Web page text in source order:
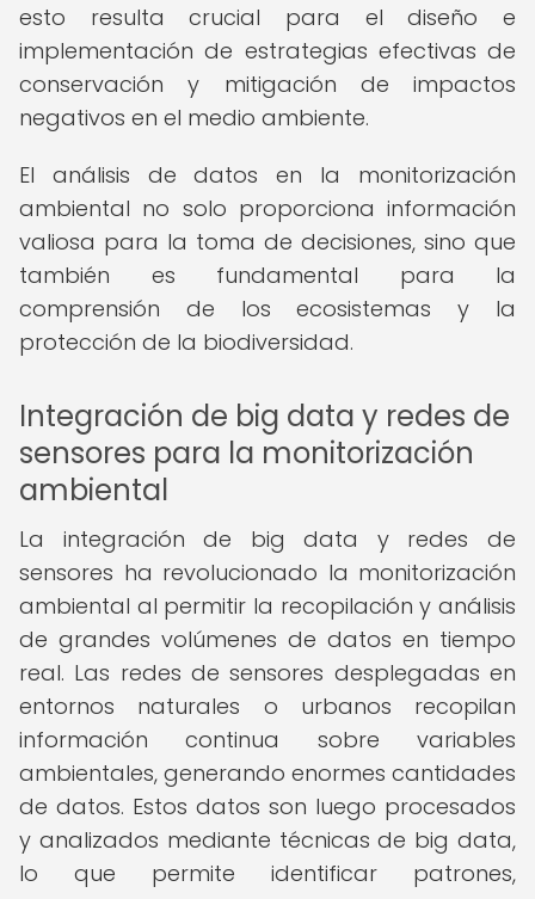
esto resulta crucial para el diseño e
implementación de estrategias efectivas de
conservación y mitigación de impactos
negativos en el medio ambiente.
El análisis de datos en la monitorización
ambiental no solo proporciona información
valiosa para la toma de decisiones, sino que
también es fundamental para la
comprensión de los ecosistemas y la
protección de la biodiversidad.
Integración de big data y redes de
sensores para la monitorización
ambiental
La integración de big data y redes de
sensores ha revolucionado la monitorización
ambiental al permitir la recopilación y análisis
de grandes volúmenes de datos en tiempo
real. Las redes de sensores desplegadas en
entornos naturales o urbanos recopilan
información continua sobre variables
ambientales, generando enormes cantidades
de datos. Estos datos son luego procesados
y analizados mediante técnicas de big data,
lo que permite identificar patrones,